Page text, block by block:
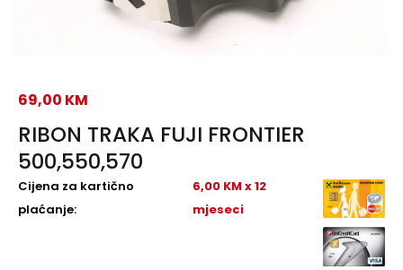
RIBON TRAKA FUJI FRONTIER
500,550,570
69,00 KM
Cijena za kartično
plaćanje:
6,00 KM x 12
mjeseci